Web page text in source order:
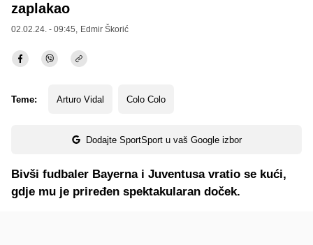
zaplakao
02.02.24. - 09:45, Edmir Škorić
Teme: Arturo Vidal Colo Colo
Dodajte SportSport u vaš Google izbor
Bivši fudbaler Bayerna i Juventusa vratio se kući,
gdje mu je priređen spektakularan doček.